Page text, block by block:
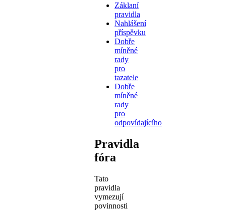
Záklaní
pravidla
Nahlášení
příspěvku
Dobře
míněné
rady
pro
tazatele
Dobře
míněné
rady
pro
odpovídajícího
Pravidla
fóra
Tato
pravidla
vymezují
povinnosti